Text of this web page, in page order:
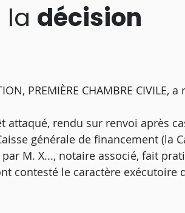
la décision
PREMIÈRE CHAMBRE
attaqué, rendu sur renvoi après
générale de financement (la
M. X..., notaire associé, fait
contesté le caractère